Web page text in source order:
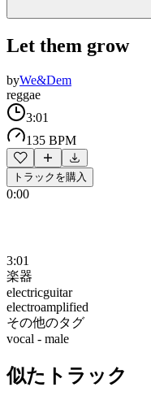
Let them grow
byWe&Dem
reggae
3:01
135 BPM
トラックを購入
0:00
3:01
楽器
electricguitar
electroamplified
その他のタグ
vocal - male
似たトラック